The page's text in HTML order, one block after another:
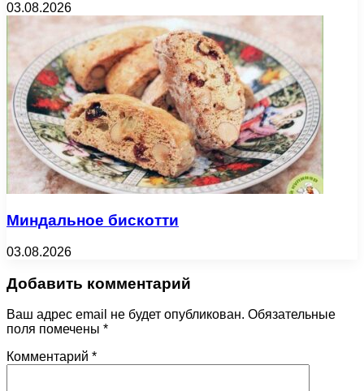
03.08.2026
Миндальное бискотти
03.08.2026
Добавить комментарий
Ваш адрес email не будет опубликован. Обязательные
поля помечены *
Комментарий *